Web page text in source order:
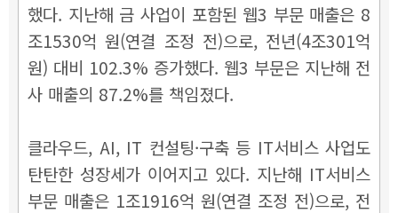
했다. 지난해 금 사업이 포함된 웹3 부문 매출은 8
조1530억 원(연결 조정 전)으로, 전년(4조301억
원) 대비 102.3% 증가했다. 웹3 부문은 지난해 전
사 매출의 87.2%를 책임졌다.
클라우드, AI, IT 컨설팅·구축 등 IT서비스 사업도
탄탄한 성장세가 이어지고 있다. 지난해 IT서비스
부문 매출은 1조1916억 원(연결 조정 전)으로, 전